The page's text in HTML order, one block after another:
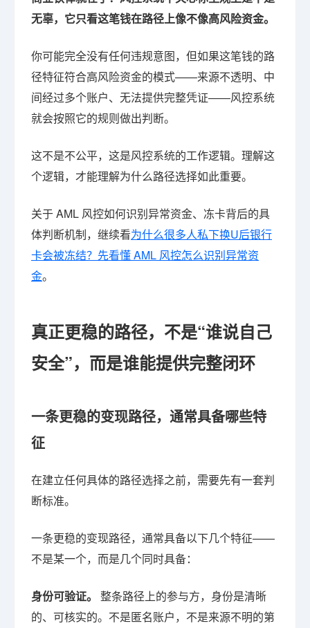
无辜，它只看这笔钱在路径上像不像高风险资金。
你可能完全没有任何违规意图，但如果这笔钱的路
径特征符合高风险资金的模式——来源不透明、中
间经过多个账户、无法提供完整凭证——风控系统
就会按照它的规则做出判断。
这不是不公平，这是风控系统的工作逻辑。理解这
个逻辑，才能理解为什么路径选择如此重要。
关于 AML 风控如何识别异常资金、冻卡背后的具
体判断机制，继续看为什么很多人私下换U后银行
卡会被冻结？先看懂 AML 风控怎么识别异常资
金。
真正更稳的路径，不是“谁说自己
安全”，而是谁能提供完整闭环
一条更稳的变现路径，通常具备哪些特
征
在建立任何具体的路径选择之前，需要先有一套判
断标准。
一条更稳的变现路径，通常具备以下几个特征——
不是某一个，而是几个同时具备：
身份可验证。 整条路径上的参与方，身份是清晰
的、可核实的。不是匿名账户，不是来源不明的第